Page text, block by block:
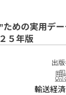
ための実用
５年版
出
輸送経